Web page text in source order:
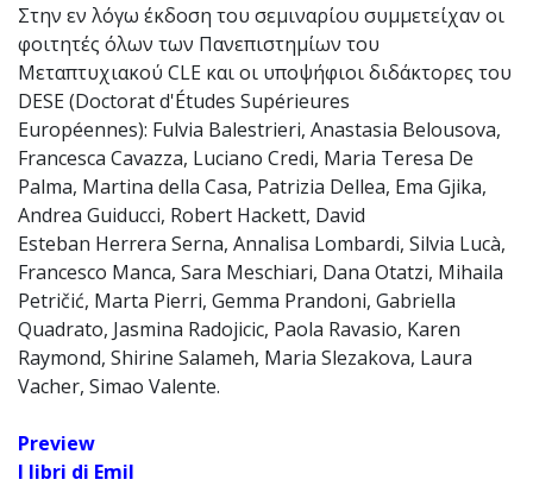
Στην εν λόγω έκδοση του σεμιναρίου συμμετείχαν οι
φοιτητές όλων των Πανεπιστημίων του
Μεταπτυχιακού CLE και οι υποψήφιοι διδάκτορες του
DESE (Doctorat d'Études Supérieures
Européennes): Fulvia Balestrieri, Anastasia Belousova,
Francesca Cavazza, Luciano Credi, Maria Teresa De
Palma, Martina della Casa, Patrizia Dellea, Ema Gjika,
Andrea Guiducci, Robert Hackett, David
Esteban Herrera Serna, Annalisa Lombardi, Silvia Lucà,
Francesco Manca, Sara Meschiari, Dana Otatzi, Mihaila
Petričić, Marta Pierri, Gemma Prandoni, Gabriella
Quadrato, Jasmina Radojicic, Paola Ravasio, Karen
Raymond, Shirine Salameh, Maria Slezakova, Laura
Vacher, Simao Valente.
Preview
I libri di Emil